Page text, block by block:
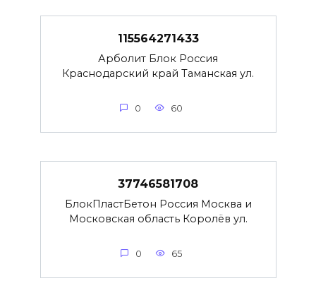
115564271433
Арболит Блок Россия
Краснодарский край Таманская ул.
0 60
37746581708
БлокПластБетон Россия Москва и
Московская область Королёв ул.
0 65